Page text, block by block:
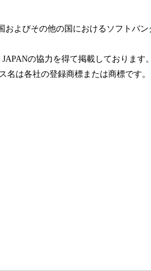
およびその他の国におけるソフトバ
の協力を得て掲載しております。
名は各社の登録商標または商標です。